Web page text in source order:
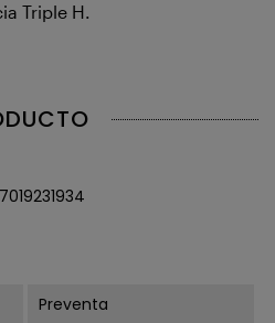
Triple H.
Preventa